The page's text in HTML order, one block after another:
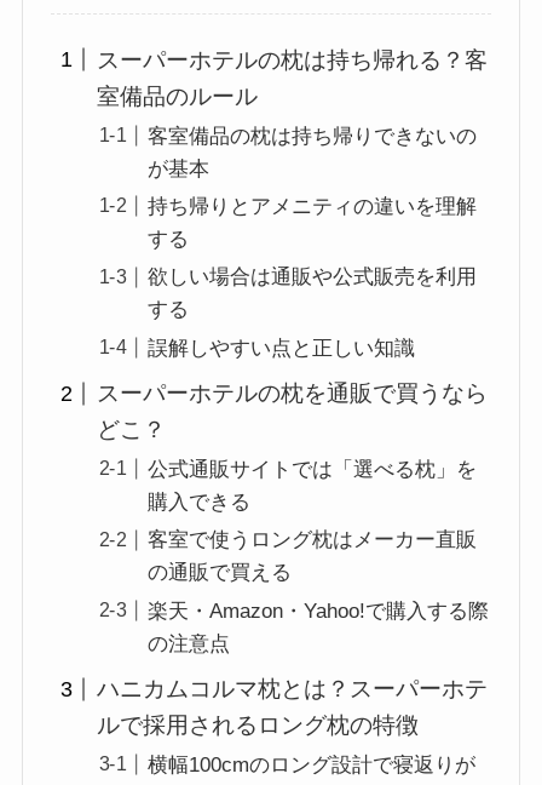
スーパーホテルの枕は持ち帰れる？客
室備品のルール
客室備品の枕は持ち帰りできないの
が基本
持ち帰りとアメニティの違いを理解
する
欲しい場合は通販や公式販売を利用
する
誤解しやすい点と正しい知識
スーパーホテルの枕を通販で買うなら
どこ？
公式通販サイトでは「選べる枕」を
購入できる
客室で使うロング枕はメーカー直販
の通販で買える
楽天・Amazon・Yahoo!で購入する際
の注意点
ハニカムコルマ枕とは？スーパーホテ
ルで採用されるロング枕の特徴
横幅100cmのロング設計で寝返りが